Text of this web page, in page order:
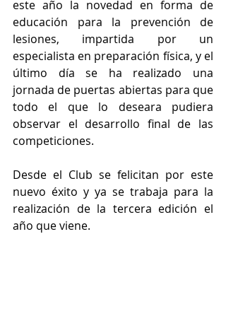
este año la novedad en forma de
educación para la prevención de
lesiones, impartida por un
especialista en preparación física, y el
último día se ha realizado una
jornada de puertas abiertas para que
todo el que lo deseara pudiera
observar el desarrollo final de las
competiciones.
Desde el Club se felicitan por este
nuevo éxito y ya se trabaja para la
realización de la tercera edición el
año que viene.